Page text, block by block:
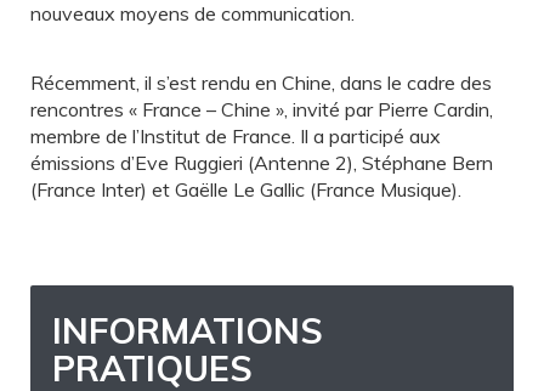
nouveaux moyens de communication.
Récemment, il s’est rendu en Chine, dans le cadre des
rencontres « France – Chine », invité par Pierre Cardin,
membre de l’Institut de France. Il a participé aux
émissions d’Eve Ruggieri (Antenne 2), Stéphane Bern
(France Inter) et Gaëlle Le Gallic (France Musique).
INFORMATIONS
PRATIQUES